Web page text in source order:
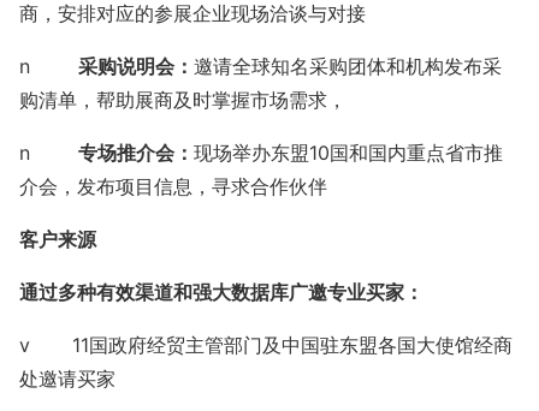
商，安排对应的参展企业现场洽谈与对接
n 采购说明会： 邀请全球知名采购团体和机构发布采
购清单，帮助展商及时掌握市场需求，
n 专场推介会： 现场举办东盟10国和国内重点省市推
介会，发布项目信息，寻求合作伙伴
客户来源
通过多种有效渠道和强大数据库广邀专业买家：
v
11国政府经贸主管部门及中国驻东盟各国大使馆经商
处邀请买家